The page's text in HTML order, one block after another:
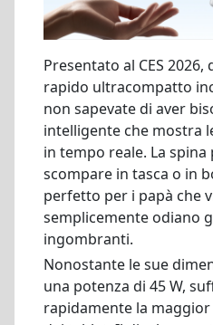
Presentato al CES
rapido ultracompatto
non sapevate di aver
intelligente che mostra
in tempo reale. La spina
scompare in tasca o in
perfetto per i papà che
semplicemente odiano
ingombranti.
Nonostante le sue
una potenza di 45 W,
rapidamente la